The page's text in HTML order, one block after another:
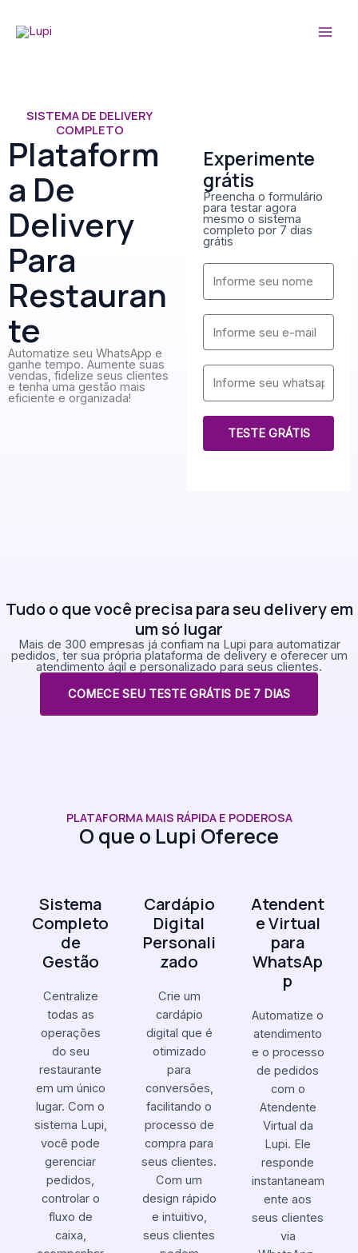
para
SISTEMA DE DELIVERY
COMPLETO
Plataform
A De
Delivery
Para
Restauran
Te
Automatize seu WhatsApp e
ganhe tempo. Aumente suas
vendas, fidelize seus clientes
e tenha uma gestão mais
eficiente e organizada!
Experimente
grátis
Preencha o formulário
para testar agora
mesmo o sistema
completo por 7 dias
grátis
N
E
i
l
W
s
TESTE GRÁTIS
Tudo o que você precisa para seu delivery em
um só lugar
Mais de 300 empresas já confiam na Lupi para automatizar
pedidos, ter sua própria plataforma de delivery e oferecer um
atendimento ágil e personalizado para seus clientes.
COMECE SEU TESTE GRÁTIS DE 7 DIAS
PLATAFORMA MAIS RÁPIDA E PODEROSA
O que o Lupi Oferece
Sistema
Completo
de
Gestão
Centralize
todas as
operações
do seu
restaurante
em um único
lugar. Com o
sistema Lupi,
você pode
gerenciar
pedidos,
controlar o
fluxo de
caixa,
Cardápio
Digital
Personali
zado
Crie um
cardápio
digital que é
otimizado
para
conversões,
facilitando o
processo de
compra para
seus clientes.
Com um
design rápido
e intuitivo,
seus clientes
Atendent
e Virtual
para
WhatsAp
p
Automatize o
atendimento
e o processo
de pedidos
com o
Atendente
Virtual da
Lupi. Ele
responde
instantaneam
ente aos
seus clientes
via